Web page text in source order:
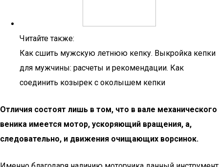
Читайте также:
Как сшить мужскую летнюю кепку. Выкройка кепки
для мужчины: расчеты и рекомендации. Как
соединить козырек с околышем кепки
Отличия состоят лишь в том, что в вале механического
веника имеется мотор, ускоряющий вращения, а,
следовательно, и движения очищающих ворсинок.